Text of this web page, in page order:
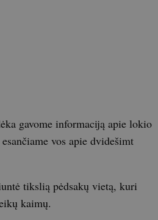
gavome informaciją apie lokio
vos apie dvidešimt
tikslią pėdsakų vietą, kuri
kaimų.